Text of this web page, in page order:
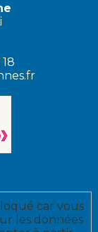
car vous
les données